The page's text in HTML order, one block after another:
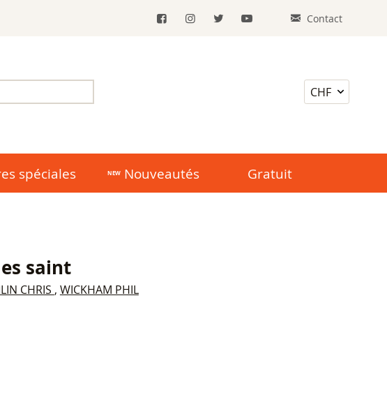
Contact
spéciales Nouveautés Gratuit
saint
CHRIS , WICKHAM PHIL